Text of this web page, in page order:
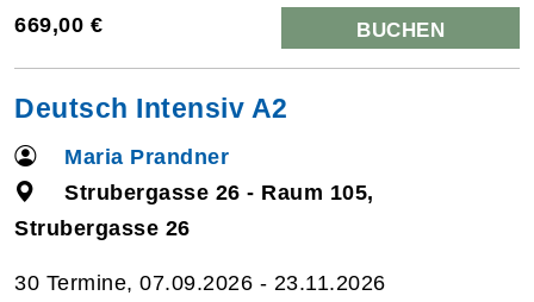
669,00 € BUCHEN
Deutsch Intensiv A2
Maria Prandner
Strubergasse 26 - Raum 105,
Strubergasse 26
30 Termine, 07.09.2026 - 23.11.2026